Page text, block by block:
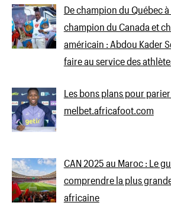
De champion du Québec
champion du Canada et
américain : Abdou Kader
faire au service des
Les bons plans pour
melbet.africafoot.com
CAN 2025 au Maroc : Le
comprendre la plus
africaine